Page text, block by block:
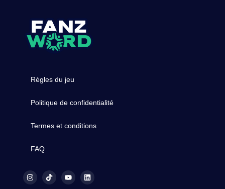
Règles du jeu
Politique de confidentialité
Termes et conditions
FAQ